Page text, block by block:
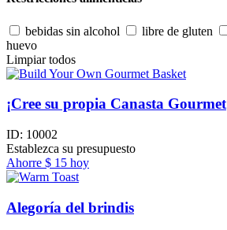
bebidas sin alcohol libre de gluten
huevo
Limpiar todos
¡Cree su propia Canasta Gourmet
ID: 10002
Establezca su presupuesto
Ahorre $ 15 hoy
Alegoría del brindis